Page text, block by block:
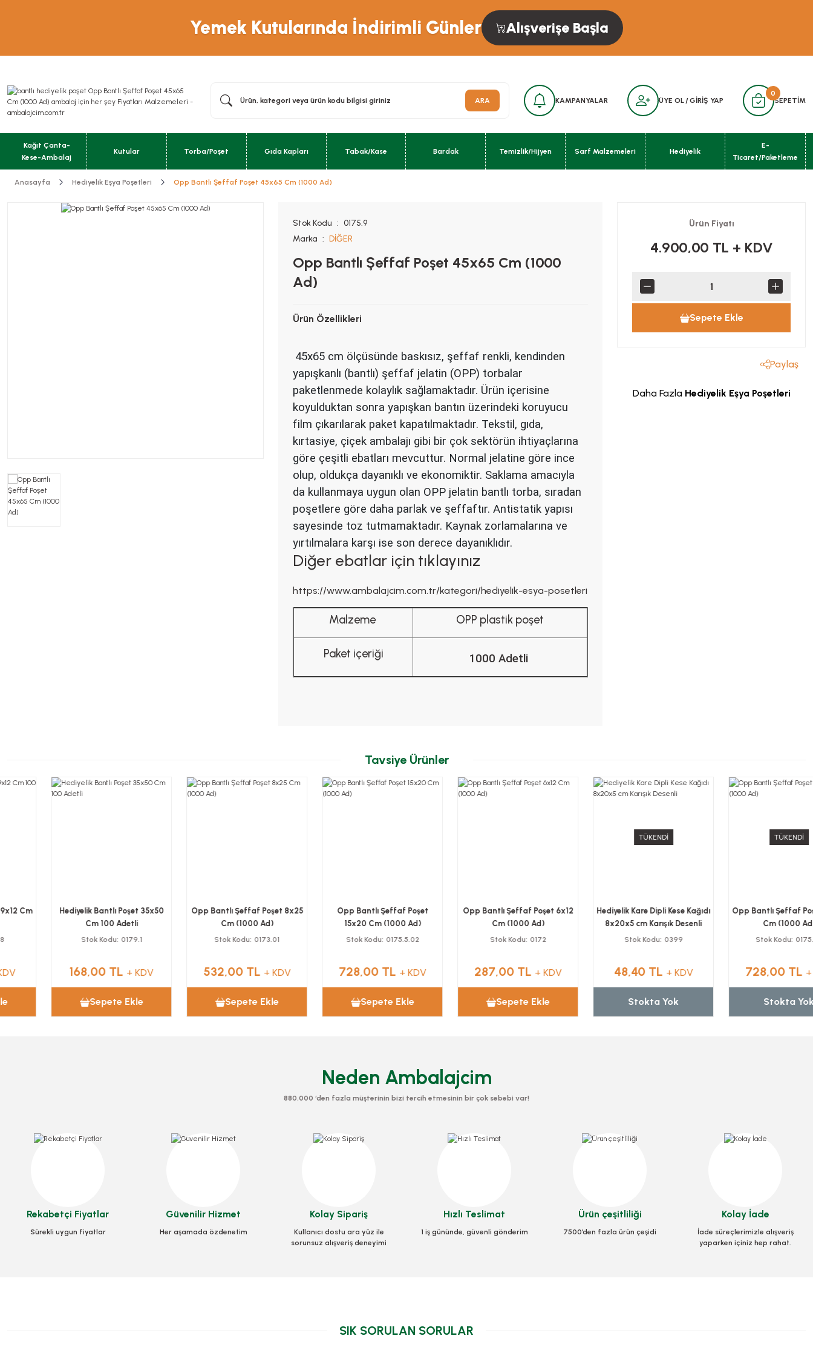
Yemek Kutularında İndirimli Günler Alışverişe Başla
ARA KAMPANYALAR ÜYE OL /GİRİŞ YAP
0
SEPETİM
Kağıt Çanta-
Kese-Ambalaj
Kutular Torba/Poşet Gıda Kapları Tabak/Kase Bardak Temizlik/Hijyen Sarf Malzemeleri Hediyelik
E-
Ticaret/Paketleme
Anasayfa Hediyelik Eşya Poşetleri Opp Bantlı Şeffaf Poşet 45x65 Cm (1000 Ad)
Stok Kodu
0175.9
Marka
DİĞER
Opp Bantlı Şeffaf Poşet 45x65 Cm (1000
Ad)
Ürün Özellikleri
45x65 cm ölçüsünde baskısız, şeffaf renkli, kendinden
yapışkanlı (bantlı) şeffaf jelatin (OPP) torbalar
paketlenmede kolaylık sağlamaktadır. Ürün içerisine
koyulduktan sonra yapışkan bantın üzerindeki koruyucu
film çıkarılarak paket kapatılmaktadır. Tekstil, gıda,
kırtasiye, çiçek ambalajı gibi bir çok sektörün ihtiyaçlarına
göre çeşitli ebatları mevcuttur. Normal jelatine göre ince
olup, oldukça dayanıklı ve ekonomiktir. Saklama amacıyla
da kullanmaya uygun olan OPP jelatin bantlı torba, sıradan
poşetlere göre daha parlak ve şeffaftır. Antistatik yapısı
sayesinde toz tutmamaktadır. Kaynak zorlamalarına ve
yırtılmalara karşı ise son derece dayanıklıdır.
Diğer ebatlar için tıklayınız
https://www.ambalajcim.com.tr/kategori/hediyelik-esya-posetleri
Malzeme OPP plastik poşet
Paket içeriği 1000 Adetli
Ürün Fiyatı
4.900,00 TL + KDV
Sepete Ekle
Paylaş
Daha Fazla Hediyelik Eşya Poşetleri
Tavsiye Ürünler
Hediyelik Bantlı Poşet 35x50
Cm 100 Adetli
0179.1
168,00 TL+ KDV
Sepete Ekle
Opp Bantlı Şeffaf Poşet 8x25
Cm (1000 Ad)
0173.01
532,00 TL+ KDV
Sepete Ekle
Opp Bantlı Şeffaf Poşet
15x20 Cm (1000 Ad)
0175.5.02
728,00 TL+ KDV
Sepete Ekle
Opp Bantlı Şeffaf Poşet 6x12
Cm (1000 Ad)
0172
287,00 TL+ KDV
Sepete Ekle
Hediyelik Kare Dipli Kese Kağıdı
8x20x5 cm Karışık Desenli
0399
48,40 TL+ KDV
Stokta Yok
Opp Bantlı Şeffaf Poşet 15x25
Cm (1000 Ad)
0175.02
728,00 TL+ KDV
Stokta Yok
Neden Ambalajcim
880.000 ‘den fazla müşterinin bizi tercih etmesinin bir çok sebebi var!
Rekabetçi Fiyatlar
Sürekli uygun fiyatlar
Güvenilir Hizmet
Her aşamada özdenetim
Kolay Sipariş
Kullanıcı dostu ara yüz ile
sorunsuz alışveriş deneyimi
Hızlı Teslimat
1 iş gününde, güvenli gönderim
Ürün çeşitliliği
7500’den fazla ürün çeşidi
Kolay İade
İade süreçlerimizle alışveriş
yaparken içiniz hep rahat.
SIK SORULAN SORULAR